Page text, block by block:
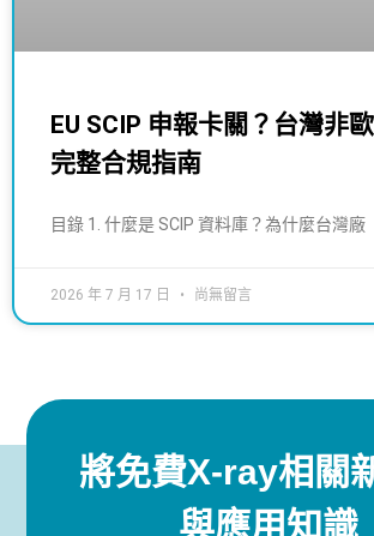
EU SCIP 申報卡關？台灣非
完整合規指南
目錄 1. 什麼是 SCIP 資料庫？為什麼台灣廠
2026 年 7 月 17 日 尚無留言
將免費X-ray相關
與應用知識